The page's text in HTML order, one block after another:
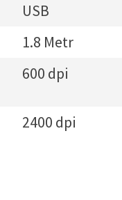
USB
1.8 Metr
600 dpi
2400 dpi